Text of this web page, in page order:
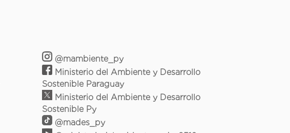
@mambiente_py
Ministerio del Ambiente y Desarrollo
Sostenible Paraguay
Ministerio del Ambiente y Desarrollo
Sostenible Py
@mades_py